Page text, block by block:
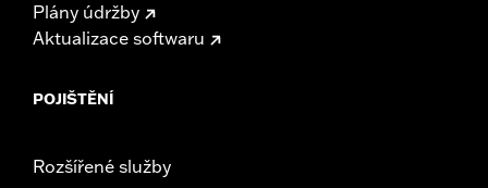
Plány údržby
Aktualizace softwaru
POJIŠTĚNÍ
Rozšířené služby